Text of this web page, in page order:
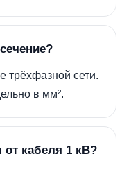
трёхфазной сети.
в мм².
от кабеля 1 кВ?